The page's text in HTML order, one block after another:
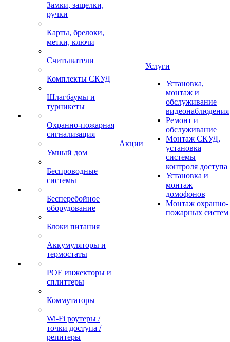
Замки, защелки,
ручки
Карты, брелоки,
метки, ключи
Считыватели
Комплекты СКУД
Шлагбаумы и
турникеты
Охранно-пожарная
сигнализация
Умный дом
Беспроводные
системы
Бесперебойное
оборудование
Блоки питания
Аккумуляторы и
термостаты
POE инжекторы и
сплиттеры
Коммутаторы
Wi-Fi роутеры /
точки доступа /
репитеры
Акции
Услуги
Установка,
монтаж и
обслуживание
видеонаблюдения
Ремонт и
обслуживание
Монтаж СКУД,
установка
системы
контроля доступа
Установка и
монтаж
домофонов
Монтаж охранно-
пожарных систем